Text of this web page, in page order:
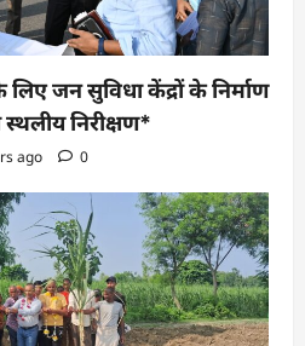
जन सुविधा केंद्रों के निर्माण
निरीक्षण*
ago 0